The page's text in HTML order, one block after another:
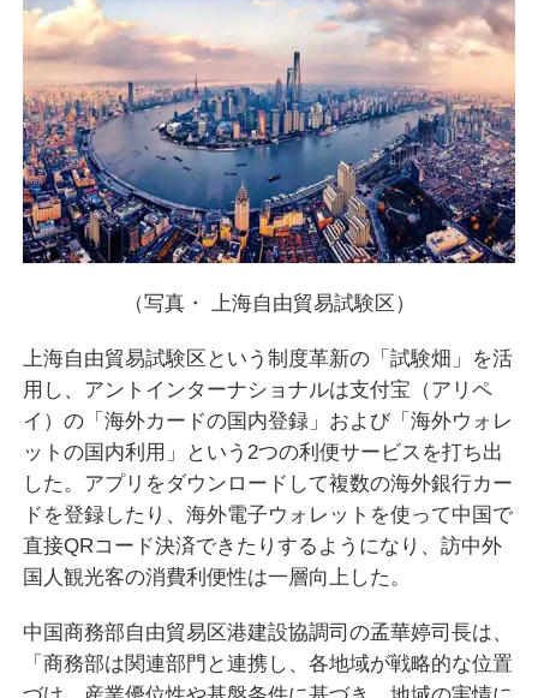
（写真・ 上海自由貿易試験区）
上海自由貿易試験区という制度革新の「試験畑」を活
用し、アントインターナショナルは支付宝（アリペ
イ）の「海外カードの国内登録」および「海外ウォレ
ットの国内利用」という2つの利便サービスを打ち出
した。アプリをダウンロードして複数の海外銀行カー
ドを登録したり、海外電子ウォレットを使って中国で
直接QRコード決済できたりするようになり、訪中外
国人観光客の消費利便性は一層向上した。
中国商務部自由貿易区港建設協調司の孟華婷司長は、
「商務部は関連部門と連携し、各地域が戦略的な位置